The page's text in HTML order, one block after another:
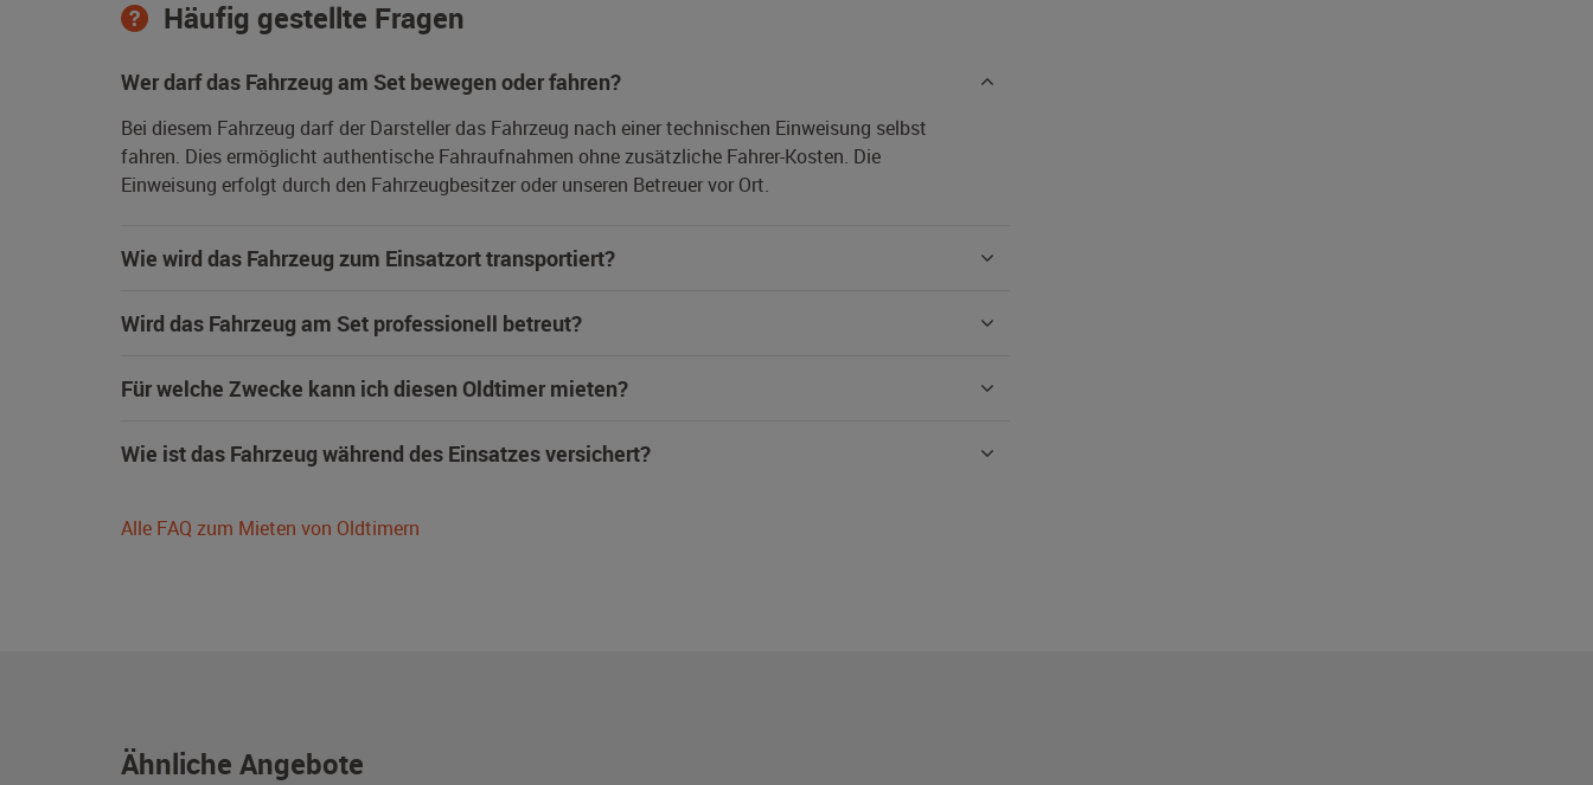
Häufig gestellte Fragen
Wer darf das Fahrzeug am Set bewegen oder fahren?
Bei diesem Fahrzeug darf der Darsteller das Fahrzeug nach einer technischen Einweisung selbst
fahren. Dies ermöglicht authentische Fahraufnahmen ohne zusätzliche Fahrer-Kosten. Die
Einweisung erfolgt durch den Fahrzeugbesitzer oder unseren Betreuer vor Ort.
Wie wird das Fahrzeug zum Einsatzort transportiert?
Wird das Fahrzeug am Set professionell betreut?
Für welche Zwecke kann ich diesen Oldtimer mieten?
Wie ist das Fahrzeug während des Einsatzes versichert?
Alle FAQ zum Mieten von Oldtimern
Ähnliche Angebote